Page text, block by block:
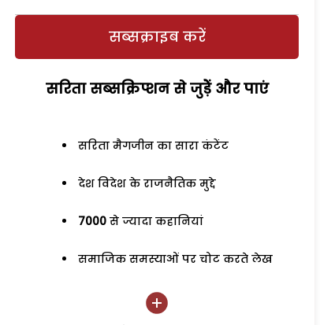
सब्सक्राइब करें
सरिता सब्सक्रिप्शन से जुड़ेें और पाएं
सरिता मैगजीन का सारा कंटेंट
देश विदेश के राजनैतिक मुद्दे
7000 से ज्यादा कहानियां
समाजिक समस्याओं पर चोट करते लेख